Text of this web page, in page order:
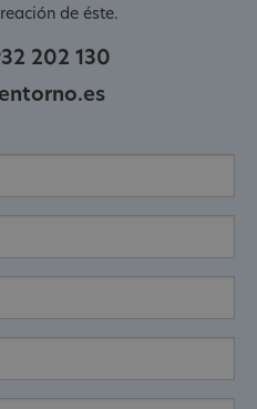
de éste.
202 130